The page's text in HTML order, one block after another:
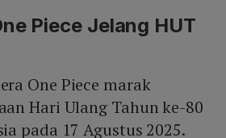
Piece Jelang HUT
One Piece marak
Hari Ulang Tahun ke-80
pada 17 Agustus 2025.